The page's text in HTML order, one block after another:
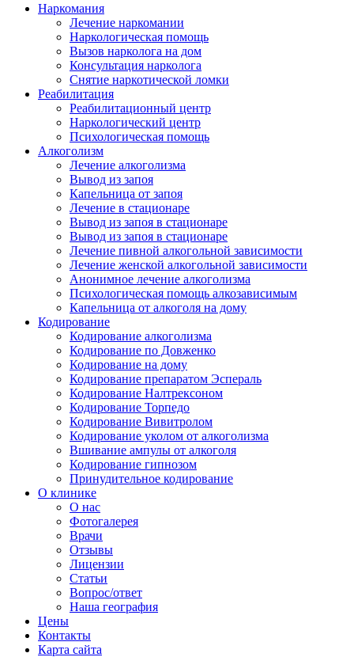
Наркомания
Лечение наркомании
Наркологическая помощь
Вызов нарколога на дом
Консультация нарколога
Снятие наркотической ломки
Реабилитация
Реабилитационный центр
Наркологический центр
Психологическая помощь
Алкоголизм
Лечение алкоголизма
Вывод из запоя
Капельница от запоя
Лечение в стационаре
Вывод из запоя в стационаре
Вывод из запоя в стационаре
Лечение пивной алкогольной зависимости
Лечение женской алкогольной зависимости
Анонимное лечение алкоголизма
Психологическая помощь алкозависимым
Капельница от алкоголя на дому
Кодирование
Кодирование алкоголизма
Кодирование по Довженко
Кодирование на дому
Кодирование препаратом Эспераль
Кодирование Налтрексоном
Кодирование Торпедо
Кодирование Вивитролом
Кодирование уколом от алкоголизма
Вшивание ампулы от алкоголя
Кодирование гипнозом
Принудительное кодирование
О клинике
О нас
Фотогалерея
Врачи
Отзывы
Лицензии
Статьи
Вопрос/ответ
Наша география
Цены
Контакты
Карта сайта